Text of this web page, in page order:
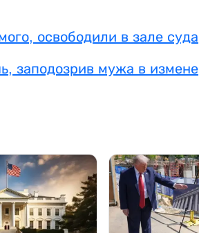
освободили в зале суда
заподозрив мужа в измене